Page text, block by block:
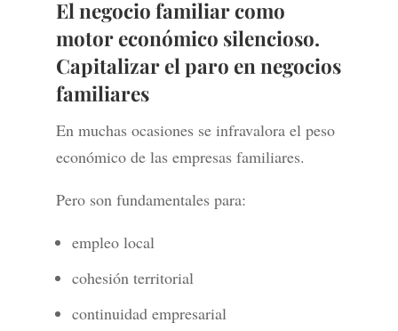
El negocio familiar como
motor económico silencioso.
Capitalizar el paro en negocios
familiares
En muchas ocasiones se infravalora el peso
económico de las empresas familiares.
Pero son fundamentales para:
empleo local
cohesión territorial
continuidad empresarial